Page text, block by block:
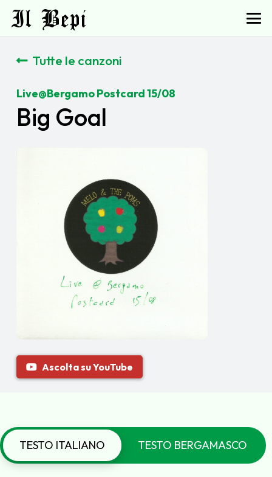
Il Bepi
Tutte le canzoni
Live@Bergamo Postcard 15/08
Big Goal
Ascolta su YouTube
TESTO ITALIANO TESTO BERGAMASCO